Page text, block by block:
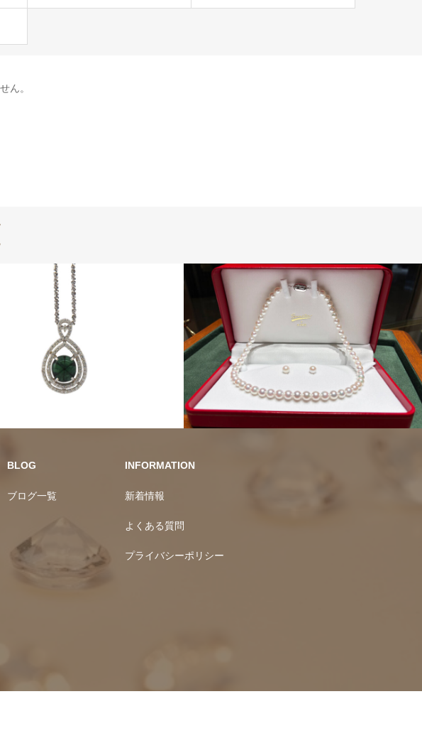
ん。
10万円均一
BLOG
ブログ一覧
INFORMATION
新着情報
よくある質問
プライバシーポリシー